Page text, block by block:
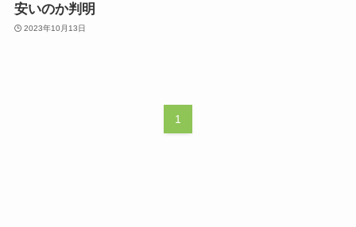
安いのか判明
2023年10月13日
1